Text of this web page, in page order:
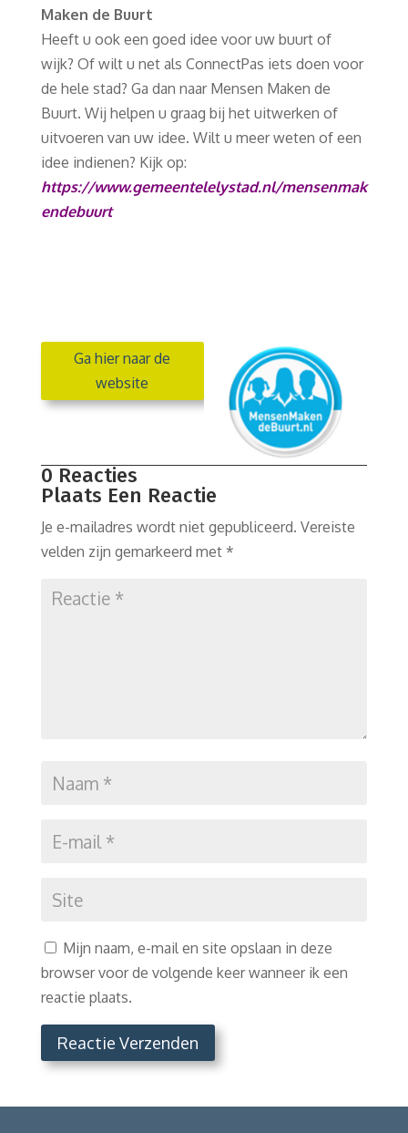
Maken de Buurt
Heeft u ook een goed idee voor uw buurt of
wijk? Of wilt u net als ConnectPas iets doen voor
de hele stad? Ga dan naar Mensen Maken de
Buurt. Wij helpen u graag bij het uitwerken of
uitvoeren van uw idee. Wilt u meer weten of een
idee indienen? Kijk op:
https://www.gemeentelelystad.nl/mensenmak
endebuurt
Ga hier naar de
website
0 Reacties
Plaats Een Reactie
Je e-mailadres wordt niet gepubliceerd. Vereiste
velden zijn gemarkeerd met *
Mijn naam, e-mail en site opslaan in deze
browser voor de volgende keer wanneer ik een
reactie plaats.
Reactie Verzenden